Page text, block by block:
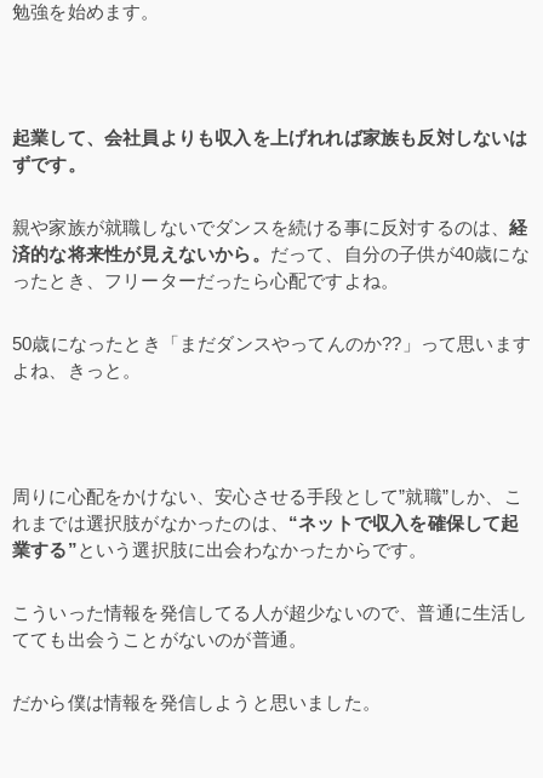
勉強を始めます。
起業して、会社員よりも収入を上げれれば家族も反対しないは
ずです。
親や家族が就職しないでダンスを続ける事に反対するのは、経
済的な将来性が見えないから。 だって、自分の子供が40歳にな
ったとき、フリーターだったら心配ですよね。
50歳になったとき「まだダンスやってんのか??」って思います
よね、きっと。
周りに心配をかけない、安心させる手段として”就職”しか、こ
れまでは選択肢がなかったのは、 “ネットで収入を確保して起
業する”という選択肢に出会わなかったからです。
こういった情報を発信してる人が超少ないので、普通に生活し
てても出会うことがないのが普通。
だから僕は情報を発信しようと思いました。